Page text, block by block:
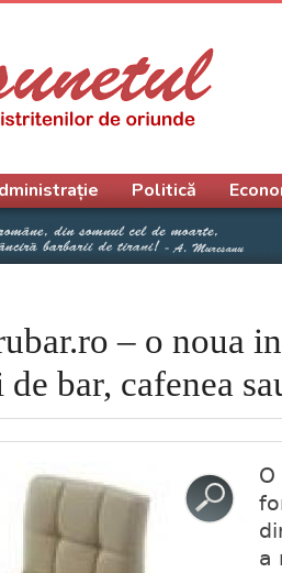
– o noua
bar, cafenea
a
Politică